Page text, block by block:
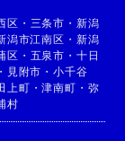
区 ・ 三条市 ・ 新潟
潟市江南区 ・ 新潟
区 ・ 五泉市 ・ 十日
・ 見附市 ・小千谷
上町 ・津南町 ・ 弥
村